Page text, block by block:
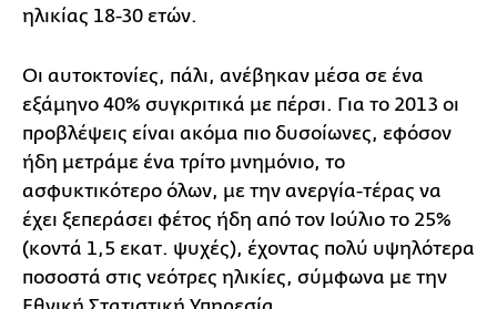
ηλικίας 18-30 ετών.
Οι αυτοκτονίες, πάλι, ανέβηκαν μέσα σε ένα
εξάμηνο 40% συγκριτικά με πέρσι. Για το 2013 οι
προβλέψεις είναι ακόμα πιο δυσοίωνες, εφόσον
ήδη μετράμε ένα τρίτο μνημόνιο, το
ασφυκτικότερο όλων, με την ανεργία-τέρας να
έχει ξεπεράσει φέτος ήδη από τον Ιούλιο το 25%
(κοντά 1,5 εκατ. ψυχές), έχοντας πολύ υψηλότερα
ποσοστά στις νεότρες ηλικίες, σύμφωνα με την